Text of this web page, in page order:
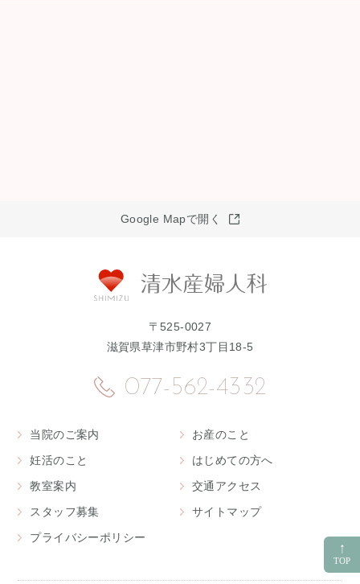
Google Mapで開く
〒525-0027
滋賀県草津市野村3丁目18-5
077-562-4332
当院のご案内
お産のこと
妊活のこと
はじめての方へ
教室案内
交通アクセス
スタッフ募集
サイトマップ
プライバシーポリシー